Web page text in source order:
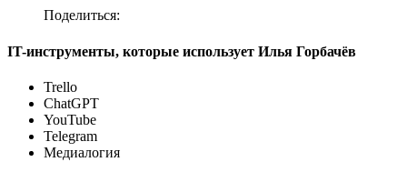
Поделиться:
IT-инструменты, которые использует Илья Горбачёв
Trello
ChatGPT
YouTube
Telegram
Медиалогия